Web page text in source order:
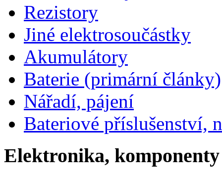
Rezistory
Jiné elektrosoučástky
Akumulátory
Baterie (primární články)
Nářadí, pájení
Bateriové příslušenství,
Elektronika, komponenty